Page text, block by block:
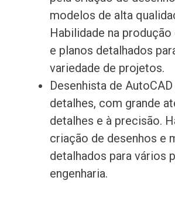
modelos de alta
Habilidade na
e planos detalhados
variedade de projetos.
Desenhista de
detalhes, com grande
detalhes e à precisão.
criação de desenhos e
detalhados para vários
engenharia.